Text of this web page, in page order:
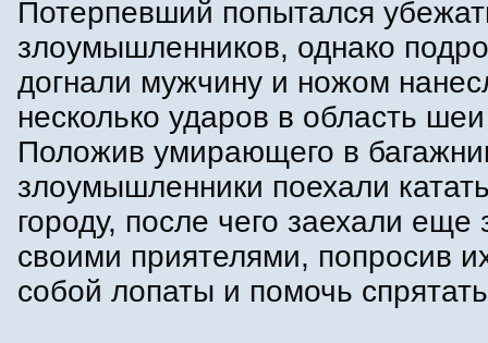
Потерпевший попытался
злоумышленников, однако
догнали мужчину и ножом
несколько ударов в область
Положив умирающего в
злоумышленники поехали
городу, после чего заехали еще
своими приятелями, попросив
собой лопаты и помочь